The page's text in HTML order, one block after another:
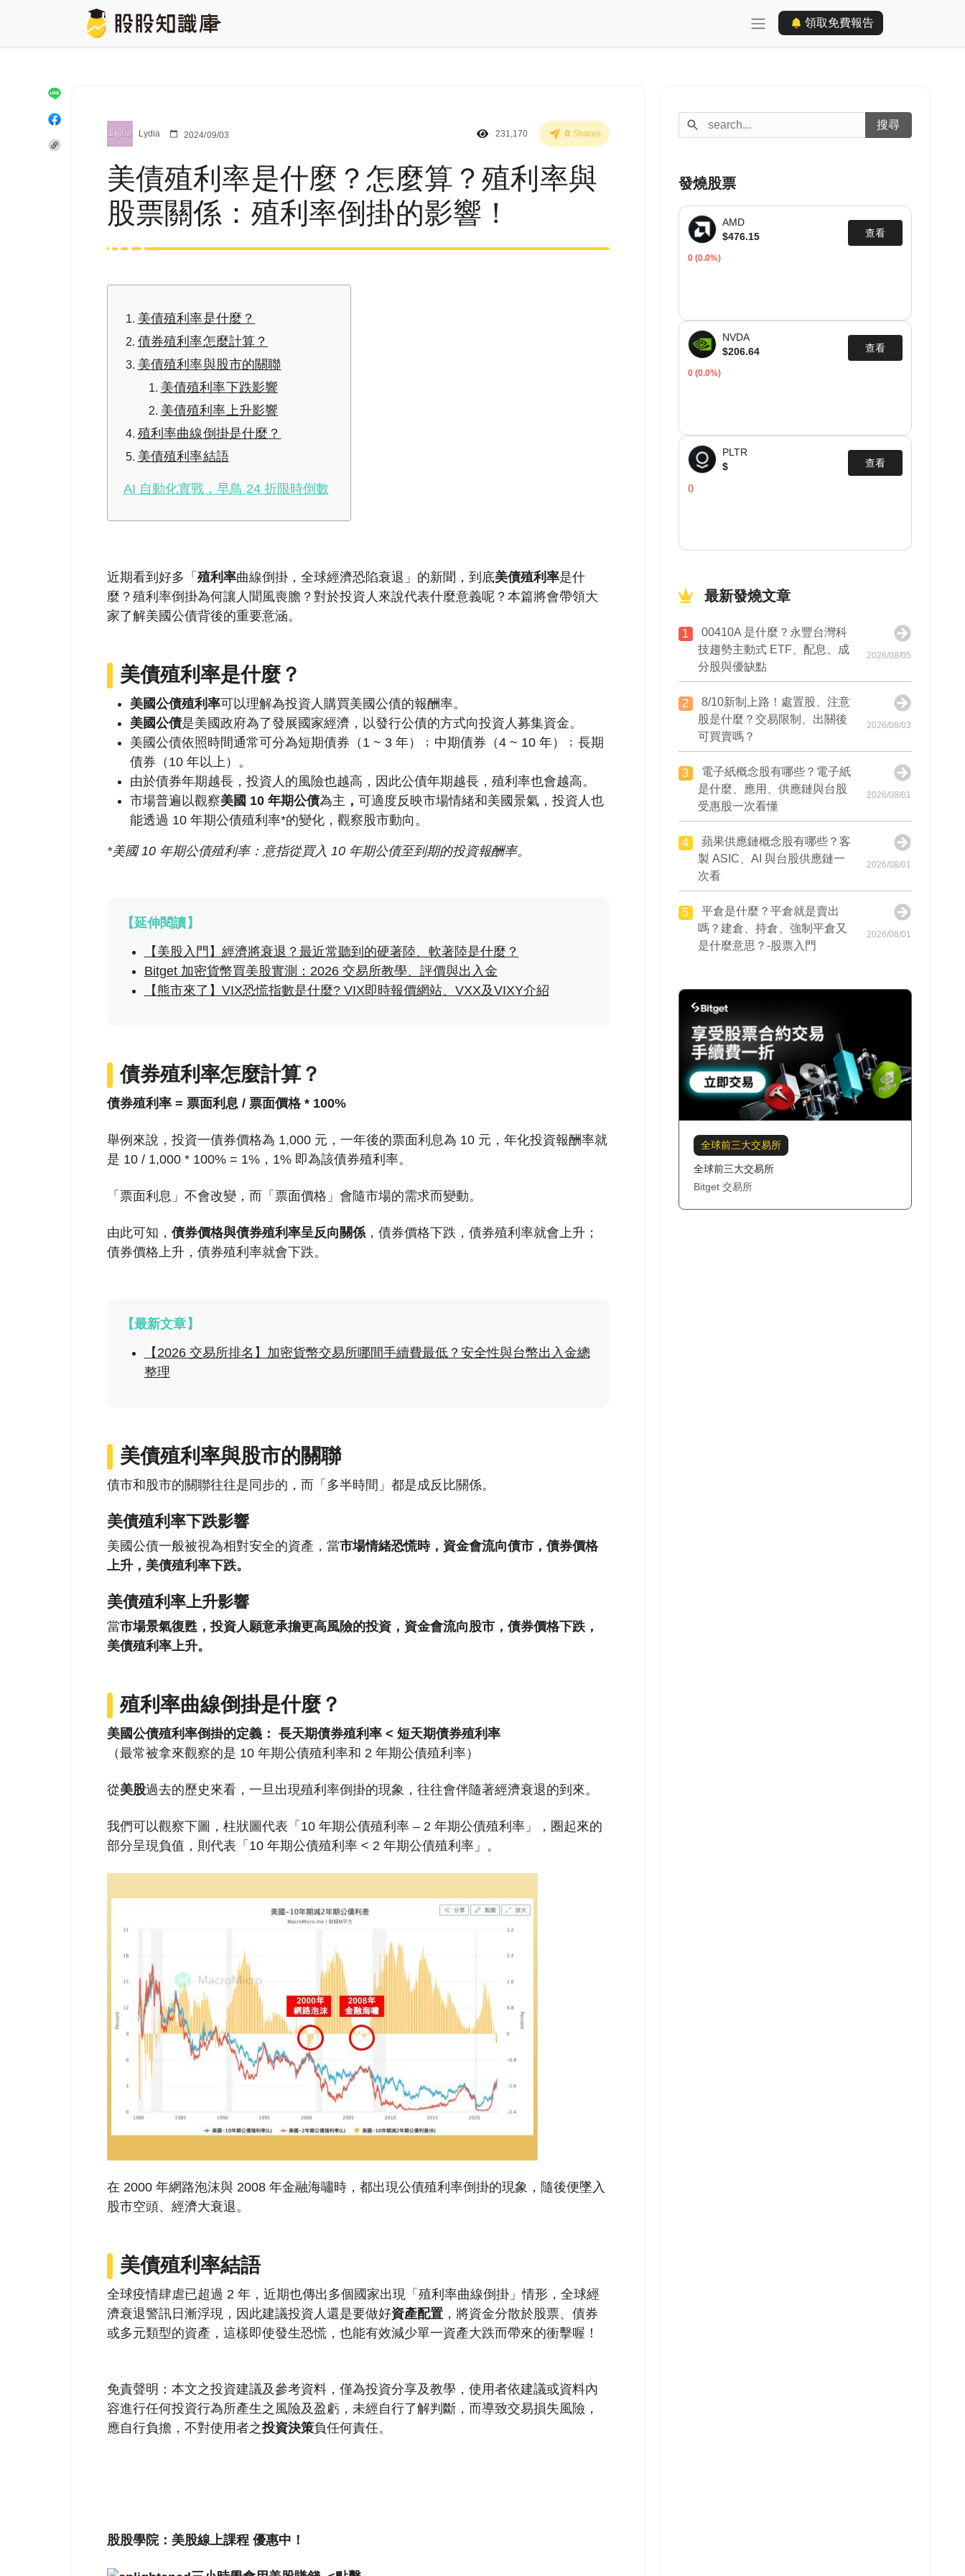
領取免費報告
Lydia 2024/09/03 231,170 0 Shares
美債殖利率是什麼？怎麼算？殖利率與
股票關係：殖利率倒掛的影響！
美債殖利率是什麼？
債券殖利率怎麼計算？
美債殖利率與股市的關聯
美債殖利率下跌影響
美債殖利率上升影響
殖利率曲線倒掛是什麼？
美債殖利率結語
AI 自動化實戰，早鳥 24 折限時倒數
近期看到好多「 殖利率曲線倒掛，全球經濟恐陷衰退」的新聞，到底美債殖利率是什
麼？殖利率倒掛為何讓人聞風喪膽？對於投資人來說代表什麼意義呢？本篇將會帶領大
家了解美國公債背後的重要意涵。
美債殖利率是什麼？
美國公債殖利率可以理解為投資人購買美國公債的報酬率。
美國公債是美國政府為了發展國家經濟，以發行公債的方式向投資人募集資金。
美國公債依照時間通常可分為短期債券（1 ~ 3 年）﹔中期債券（4 ~ 10 年）﹔長期
債券（10 年以上）。
由於債券年期越長，投資人的風險也越高，因此公債年期越長，殖利率也會越高。
市場普遍以觀察美國 10 年期公債為主 ， 可適度反映市場情緒和美國景氣，投資人也
能透過 10 年期公債殖利率*的變化，觀察股市動向。
*美國 10 年期公債殖利率：意指從買入 10 年期公債至到期的投資報酬率。
【延伸閱讀】
【美股入門】經濟將衰退？最近常聽到的硬著陸、軟著陸是什麼？
Bitget 加密貨幣買美股實測：2026 交易所教學、評價與出入金
【熊市來了】VIX恐慌指數是什麼? VIX即時報價網站、VXX及VIXY介紹
債券殖利率怎麼計算？
債券殖利率 = 票面利息 / 票面價格 * 100%
舉例來說，投資一債券價格為 1,000 元，一年後的票面利息為 10 元，年化投資報酬率就
是 10 / 1,000 * 100% = 1%，1% 即為該債券殖利率。
「票面利息」不會改變，而「票面價格」會隨市場的需求而變動。
由此可知， 債券價格與債券殖利率呈反向關係，債券價格下跌，債券殖利率就會上升；
債券價格上升，債券殖利率就會下跌。
【最新文章】
【2026 交易所排名】加密貨幣交易所哪間手續費最低？安全性與台幣出入金總
整理
美債殖利率與股市的關聯
債市和股市的關聯往往是同步的，而「多半時間」都是成反比關係。
美債殖利率下跌影響
美國公債一般被視為相對安全的資產，當市場情緒恐慌時，資金會流向債市，債券價格
上升，美債殖利率下跌。
美債殖利率上升影響
當市場景氣復甦，投資人願意承擔更高風險的投資，資金會流向股市，債券價格下跌，
美債殖利率上升。
殖利率曲線倒掛是什麼？
美國公債殖利率倒掛的定義： 長天期債券殖利率 < 短天期債券殖利率
（最常被拿來觀察的是 10 年期公債殖利率和 2 年期公債殖利率）
從美股過去的歷史來看，一旦出現殖利率倒掛的現象，往往會伴隨著經濟衰退的到來。
我們可以觀察下圖，柱狀圖代表「10 年期公債殖利率 – 2 年期公債殖利率」，圈起來的
部分呈現負值，則代表「10 年期公債殖利率 < 2 年期公債殖利率」。
在 2000 年網路泡沫與 2008 年金融海嘯時，都出現公債殖利率倒掛的現象，隨後便墜入
股市空頭、經濟大衰退。
美債殖利率結語
全球疫情肆虐已超過 2 年，近期也傳出多個國家出現「殖利率曲線倒掛」情形，全球經
濟衰退警訊日漸浮現，因此建議投資人還是要做好資產配置，將資金分散於股票、債券
或多元類型的資產，這樣即使發生恐慌，也能有效減少單一資產大跌而帶來的衝擊喔！
免責聲明：本文之投資建議及參考資料，僅為投資分享及教學，使用者依建議或資料內
容進行任何投資行為所產生之風險及盈虧，未經自行了解判斷，而導致交易損失風險，
應自行負擔，不對使用者之投資決策負任何責任。
股股學院：美股線上課程 優惠中！
發燒股票
AMD
$476.15
查看
0 (0.0%)
NVDA
$206.64
查看
0 (0.0%)
PLTR
$
查看
()
最新發燒文章
1
00410A 是什麼？永豐台灣科
技趨勢主動式 ETF、配息、成
分股與優缺點
2026/08/05
2
8/10新制上路！處置股、注意
股是什麼？交易限制、出關後
可買賣嗎？
2026/08/03
3
電子紙概念股有哪些？電子紙
是什麼、應用、供應鏈與台股
受惠股一次看懂
2026/08/01
4
蘋果供應鏈概念股有哪些？客
製 ASIC、AI 與台股供應鏈一
次看
2026/08/01
5
平倉是什麼？平倉就是賣出
嗎？建倉、持倉、強制平倉又
是什麼意思？-股票入門
2026/08/01
全球前三大交易所
全球前三大交易所
Bitget 交易所